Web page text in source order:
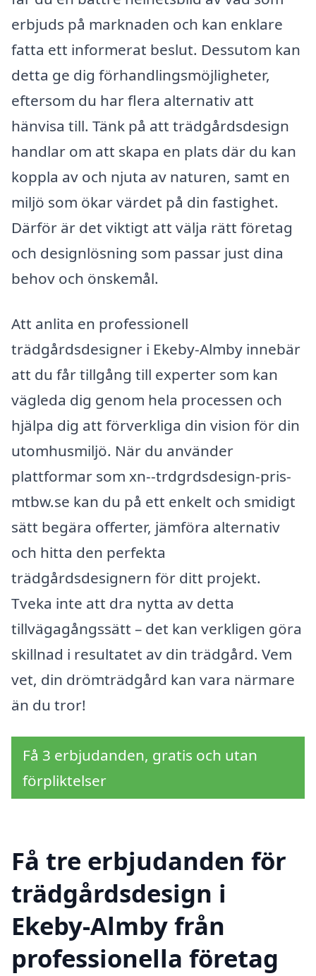
erbjuds på marknaden och kan enklare
fatta ett informerat beslut. Dessutom kan
detta ge dig förhandlingsmöjligheter,
eftersom du har flera alternativ att
hänvisa till. Tänk på att trädgårdsdesign
handlar om att skapa en plats där du kan
koppla av och njuta av naturen, samt en
miljö som ökar värdet på din fastighet.
Därför är det viktigt att välja rätt företag
och designlösning som passar just dina
behov och önskemål.
Att anlita en professionell
trädgårdsdesigner i Ekeby-Almby innebär
att du får tillgång till experter som kan
vägleda dig genom hela processen och
hjälpa dig att förverkliga din vision för din
utomhusmiljö. När du använder
plattformar som xn--trdgrdsdesign-pris-
mtbw.se kan du på ett enkelt och smidigt
sätt begära offerter, jämföra alternativ
och hitta den perfekta
trädgårdsdesignern för ditt projekt.
Tveka inte att dra nytta av detta
tillvägagångssätt – det kan verkligen göra
skillnad i resultatet av din trädgård. Vem
vet, din drömträdgård kan vara närmare
än du tror!
Få 3 erbjudanden, gratis och utan
förpliktelser
Få tre erbjudanden för
trädgårdsdesign i
Ekeby-Almby från
professionella företag